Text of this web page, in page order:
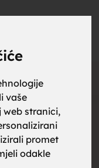
vaše
web stranici,
promet
odakle